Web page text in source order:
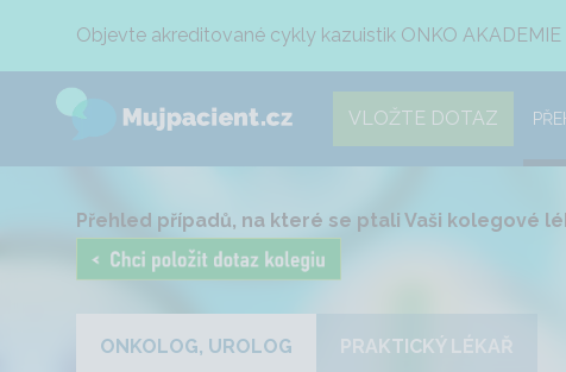
Objevte akreditované cykly kazuistik ONKO
VLOŽTE DOTAZ
Přehled případů, na které se ptali Vaši kolegové
ONKOLOG, UROLOG PRAKTICKÝ LÉKAŘ